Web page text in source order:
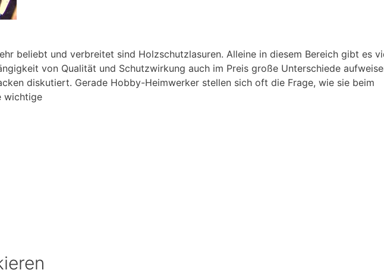
beliebt und verbreitet sind Holzschutzlasuren. Alleine in diesem Bereich gibt es
von Qualität und Schutzwirkung auch im Preis große Unterschiede
diskutiert. Gerade Hobby-Heimwerker stellen sich oft die Frage, wie sie beim
wichtige